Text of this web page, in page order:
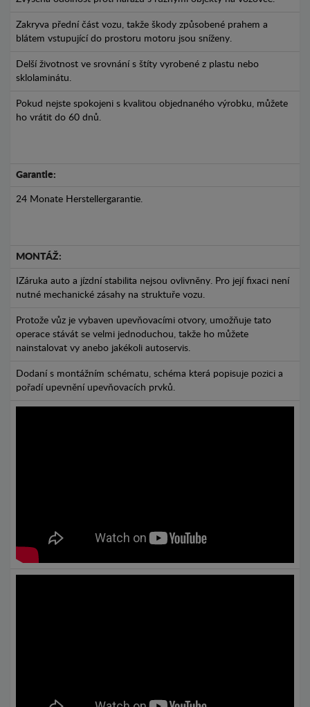
Zakryva přední část vozu, takže škody způsobené prahem a
blátem vstupující do prostoru motoru jsou sníženy.
Delší životnost ve srovnání s štíty vyrobené z plastu nebo
sklolaminátu.
Pokud nejste spokojeni s kvalitou objednaného výrobku, můžete
ho vrátit do 60 dnů.
Garantie:
24 Monate Herstellergarantie.
MONTÁŽ:
IZáruka auto a jízdní stabilita nejsou ovlivněny. Pro její fixaci není
nutné mechanické zásahy na struktuře vozu.
Protože vůz je vybaven upevňovacími otvory, umožňuje tato
operace stávát se velmi jednoduchou, takže ho můžete
nainstalovat vy anebo jakékoli autoservis.
Dodaní s montážním schématu, schéma která popisuje pozici a
pořadí upevnění upevňovacích prvků.